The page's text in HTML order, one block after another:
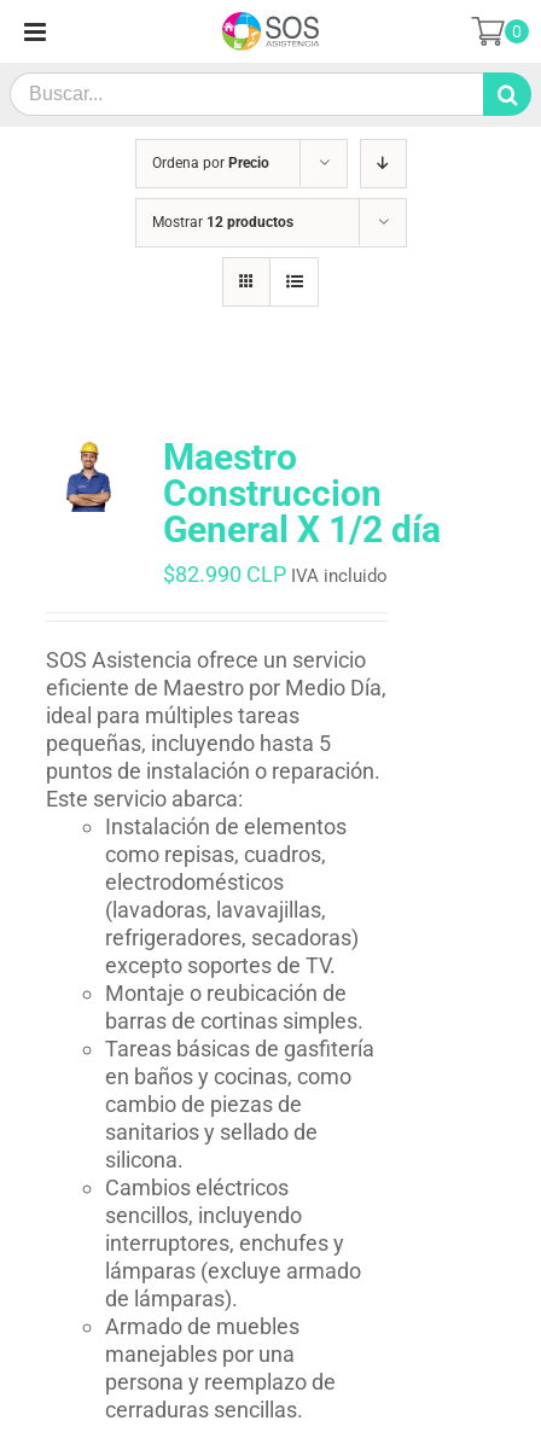
contenido
Search
for:
0
Ordena por Precio
Mostrar 12 productos
Maestro
Construccion
General X 1/2 día
$82.990 CLP IVA incluido
SOS Asistencia ofrece un servicio
eficiente de Maestro por Medio Día,
ideal para múltiples tareas
pequeñas, incluyendo hasta 5
puntos de instalación o reparación.
Este servicio abarca:
Instalación de elementos
como repisas, cuadros,
electrodomésticos
(lavadoras, lavavajillas,
refrigeradores, secadoras)
excepto soportes de TV.
Montaje o reubicación de
barras de cortinas simples.
Tareas básicas de gasfitería
en baños y cocinas, como
cambio de piezas de
sanitarios y sellado de
silicona.
Cambios eléctricos
sencillos, incluyendo
interruptores, enchufes y
lámparas (excluye armado
de lámparas).
Armado de muebles
manejables por una
persona y reemplazo de
cerraduras sencillas.